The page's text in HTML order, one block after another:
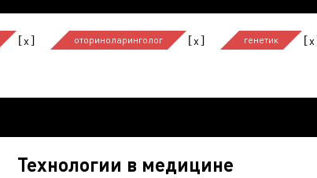
[x] оториноларинголог [x] генетик [x
Технологии в медицине